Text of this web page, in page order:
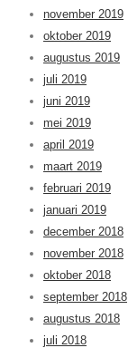
november 2019
oktober 2019
augustus 2019
juli 2019
juni 2019
mei 2019
april 2019
maart 2019
februari 2019
januari 2019
december 2018
november 2018
oktober 2018
september 2018
augustus 2018
juli 2018